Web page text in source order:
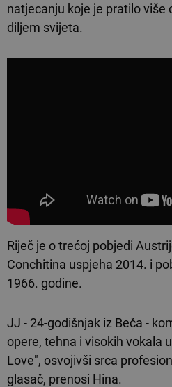
natjecanju koje je pratilo više
diljem svijeta.
Riječ je o trećoj pobjedi
Conchitina uspjeha 2014. i
1966. godine.
JJ - 24-godišnjak iz Beča -
opere, tehna i visokih vokala
Love", osvojivši srca
glasač, prenosi Hina.